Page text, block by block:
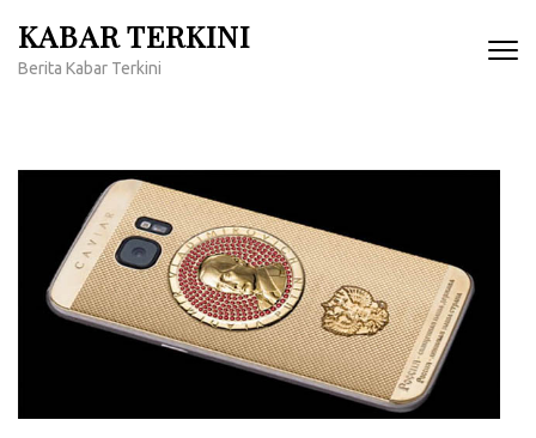
konten
KABAR TERKINI
Berita Kabar Terkini